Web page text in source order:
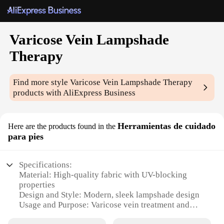
Varicose Vein Lampshade
Therapy
Find more styleVaricose Vein Lampshade Therapy
products with AliExpress Business
Here are the products found in the Herramientas de cuidado
para pies
Specifications:
Material: High-quality fabric with UV-blocking
properties
Design and Style: Modern, sleek lampshade design
Usage and Purpose: Varicose vein treatment and